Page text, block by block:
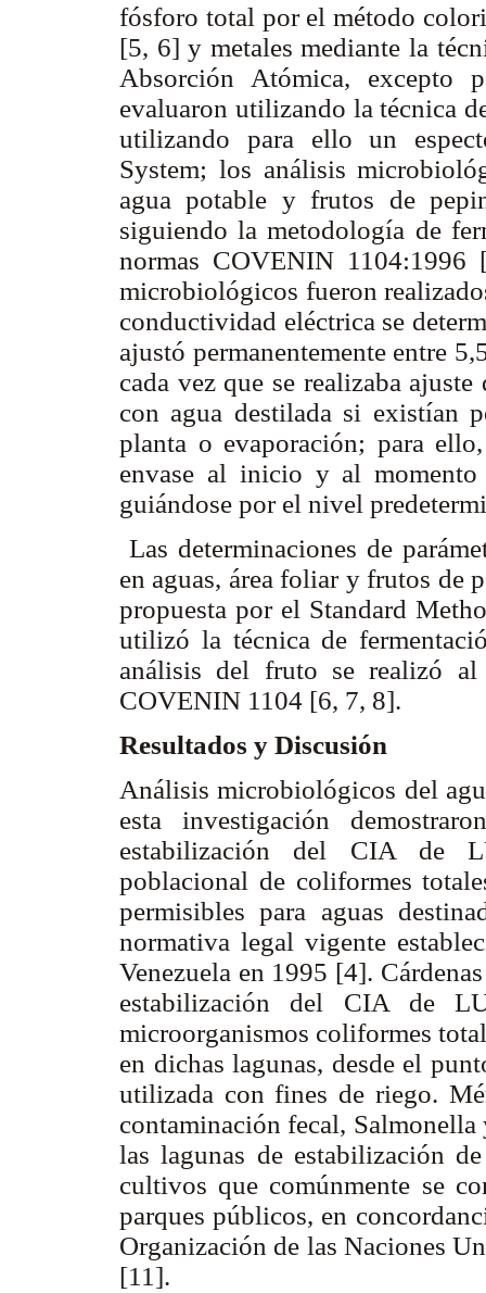
fósforo total por el método
[5, 6] y metales mediante la
Absorción Atómica,
evaluaron utilizando la técnica
utilizando para ello un
System; los análisis
agua potable y frutos de
siguiendo la metodología de
normas COVENIN
microbiológicos fueron
conductividad eléctrica se
ajustó permanentemente entre
cada vez que se realizaba
con agua destilada si existían
planta o evaporación; para
envase al inicio y al
guiándose por el nivel
Las determinaciones de
en aguas, área foliar y frutos de
propuesta por el Standard
utilizó la técnica de
análisis del fruto se realizó
COVENIN 1104 [6, 7, 8].
Resultados y Discusión
Análisis microbiológicos del
esta investigación
estabilización del CIA de
poblacional de coliformes
permisibles para aguas
normativa legal vigente
Venezuela en 1995 [4].
estabilización del CIA de
microorganismos coliformes
en dichas lagunas, desde el
utilizada con fines de riego.
contaminación fecal,
las lagunas de estabilización
cultivos que comúnmente se
parques públicos, en
Organización de las Naciones
[11].